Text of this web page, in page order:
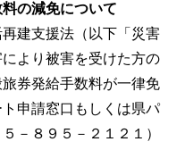
の減免について
建支援法（以下「災害
より被害を受けた方の
券発給手数料が一律免
申請窓口もしくは県パ
－８９５－２１２１）